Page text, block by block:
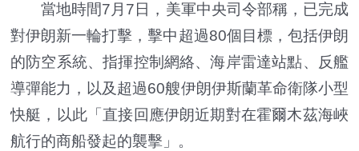
當地時間7月7日，美軍中央司令部稱，已完成
對伊朗新一輪打擊，擊中超過80個目標，包括伊朗
的防空系統、指揮控制網絡、海岸雷達站點、反艦
導彈能力，以及超過60艘伊朗伊斯蘭革命衛隊小型
快艇，以此「直接回應伊朗近期對在霍爾木茲海峽
航行的商船發起的襲擊」。